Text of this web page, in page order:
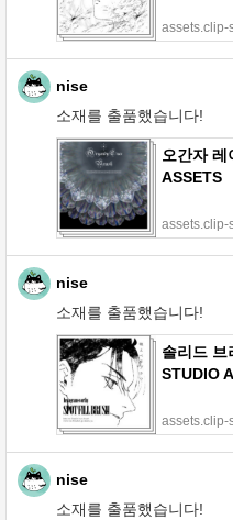
assets.clip-
nise
소재를 출품했습니다!
오간자
ASSETS
assets.clip-
nise
소재를 출품했습니다!
솔리드 브
STUDIO
assets.clip-
nise
소재를 출품했습니다!